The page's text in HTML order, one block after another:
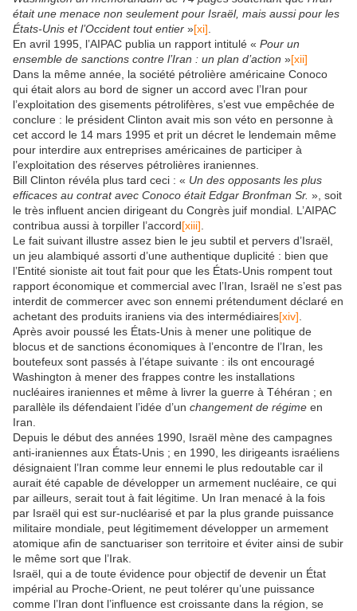
était une menace non seulement pour Israël, mais aussi pour les
États-Unis et l’Occident tout entier »[xi]
En avril 1995, l’AIPAC publia un rapport intitulé « Pour un
ensemble de sanctions contre l’Iran : un plan d’action »[xii]
Dans la même année, la société pétrolière américaine Conoco
qui était alors au bord de signer un accord avec l’Iran pour
l’exploitation des gisements pétrolifères, s’est vue empêchée de
conclure : le président Clinton avait mis son véto en personne à
cet accord le 14 mars 1995 et prit un décret le lendemain même
pour interdire aux entreprises américaines de participer à
l’exploitation des réserves pétrolières iraniennes.
Bill Clinton révéla plus tard ceci : « Un des opposants les plus
efficaces au contrat avec Conoco était Edgar Bronfman Sr. », soit
le très influent ancien dirigeant du Congrès juif mondial. L’AIPAC
contribua aussi à torpiller l’accord[xiii]
Le fait suivant illustre assez bien le jeu subtil et pervers d’Israël,
un jeu alambiqué assorti d’une authentique duplicité : bien que
l’Entité sioniste ait tout fait pour que les États-Unis rompent tout
rapport économique et commercial avec l’Iran, Israël ne s’est pas
interdit de commercer avec son ennemi prétendument déclaré en
achetant des produits iraniens via des intermédiaires[xiv]
Après avoir poussé les États-Unis à mener une politique de
blocus et de sanctions économiques à l’encontre de l’Iran, les
boutefeux sont passés à l’étape suivante : ils ont encouragé
Washington à mener des frappes contre les installations
nucléaires iraniennes et même à livrer la guerre à Téhéran ; en
parallèle ils défendaient l’idée d’un changement de régime en
Iran.
Depuis le début des années 1990, Israël mène des campagnes
anti-iraniennes aux États-Unis ; en 1990, les dirigeants israéliens
désignaient l’Iran comme leur ennemi le plus redoutable car il
aurait été capable de développer un armement nucléaire, ce qui
par ailleurs, serait tout à fait légitime. Un Iran menacé à la fois
par Israël qui est sur-nucléarisé et par la plus grande puissance
militaire mondiale, peut légitimement développer un armement
atomique afin de sanctuariser son territoire et éviter ainsi de subir
le même sort que l’Irak.
Israël, qui a de toute évidence pour objectif de devenir un État
impérial au Proche-Orient, ne peut tolérer qu’une puissance
comme l’Iran dont l’influence est croissante dans la région, se